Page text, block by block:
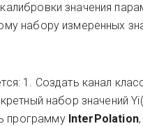
значения
набору измеренных
1. Создать канал
набор значений
программу InterPolation